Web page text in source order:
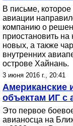
В письме,
авиации
компанию о
приостановить
новых, а также
внутренних
острове Хайнань.
3 июня 2016 г., 20:41
Американские
объектам ИГ с
Это первое
авианосца на